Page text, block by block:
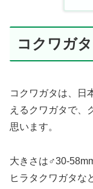
コクワガ
コクワガタは、日
えるクワガタで、
思います。
大きさは♂30-
ヒラタクワガタな